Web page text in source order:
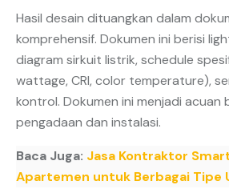
Hasil desain dituangkan dalam
komprehensif. Dokumen ini berisi
diagram sirkuit listrik, schedule
wattage, CRI, color temperature),
kontrol. Dokumen ini menjadi acuan
pengadaan dan instalasi.
Baca Juga: Jasa Kontraktor
Apartemen untuk Berbagai Tipe